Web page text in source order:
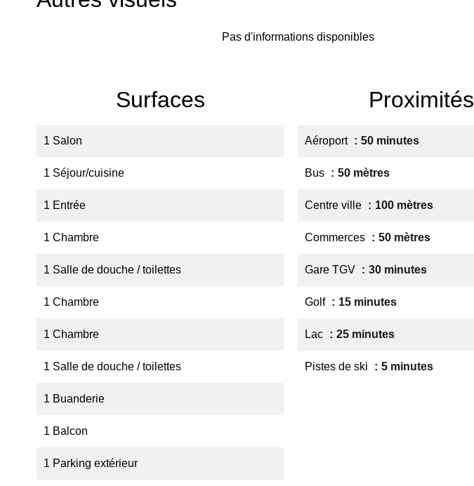
Pas d'informations disponibles
Surfaces
1 Salon
1 Séjour/cuisine
1 Entrée
1 Chambre
1 Salle de douche / toilettes
1 Chambre
1 Chambre
1 Salle de douche / toilettes
1 Buanderie
1 Balcon
1 Parking extérieur
Proximités
Aéroport 50 minutes
Bus 50 mètres
Centre ville 100 mètres
Commerces 50 mètres
Gare TGV 30 minutes
Golf 15 minutes
Lac 25 minutes
Pistes de ski 5 minutes